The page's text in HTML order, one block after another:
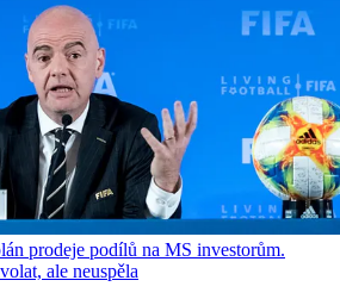
prodeje podílů na MS investorům.
ale neuspěla